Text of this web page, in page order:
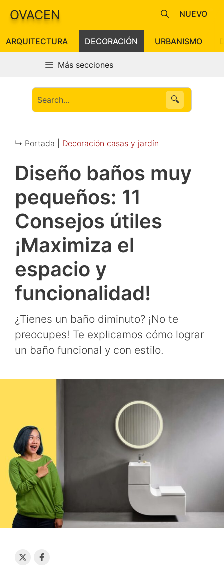
Saltar
contenido
OVACEN
ARQUITECTURA DECORACIÓN URBANISMO
NUEVO
Más secciones
🔍
↳ Portada | Decoración casas y jardín
Diseño baños muy
pequeños: 11
Consejos útiles
¡Maximiza el
espacio y
funcionalidad!
¿Tienes un baño diminuto? ¡No te
preocupes! Te explicamos cómo lograr
un baño funcional y con estilo.